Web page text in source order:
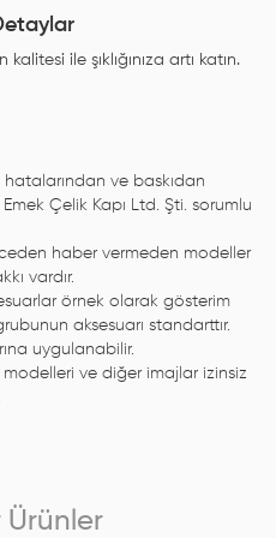
ile şıklığınıza artı katın.
ve baskıdan
Çelik Kapı Ltd. Şti. sorumlu
haber vermeden modeller
vardır.
örnek olarak gösterim
aksesuarı standarttır.
uygulanabilir.
ve diğer imajlar izinsiz
Ürünler